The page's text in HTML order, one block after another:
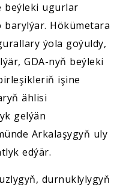
beýleki ugurlar
Hökümetara
ýola goýuldy,
GDA-nyň beýleki
işine
ählisi
gelýän
Arkalaşygyň uly
edýär.
durnuklylygyň